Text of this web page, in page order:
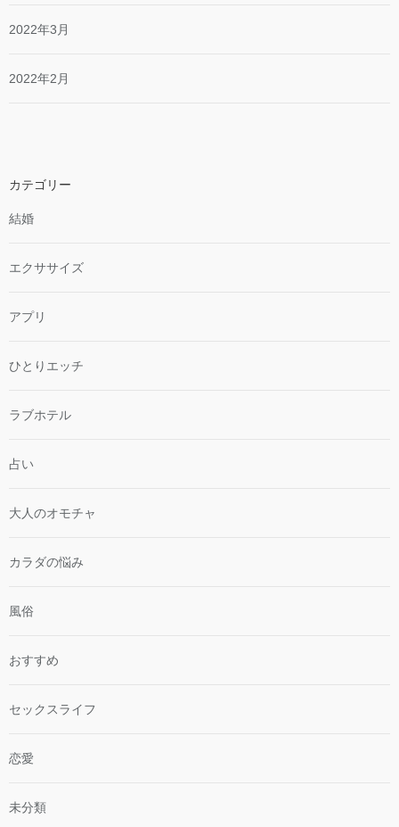
2022年3月
2022年2月
カテゴリー
結婚
エクササイズ
アプリ
ひとりエッチ
ラブホテル
占い
大人のオモチャ
カラダの悩み
風俗
おすすめ
セックスライフ
恋愛
未分類